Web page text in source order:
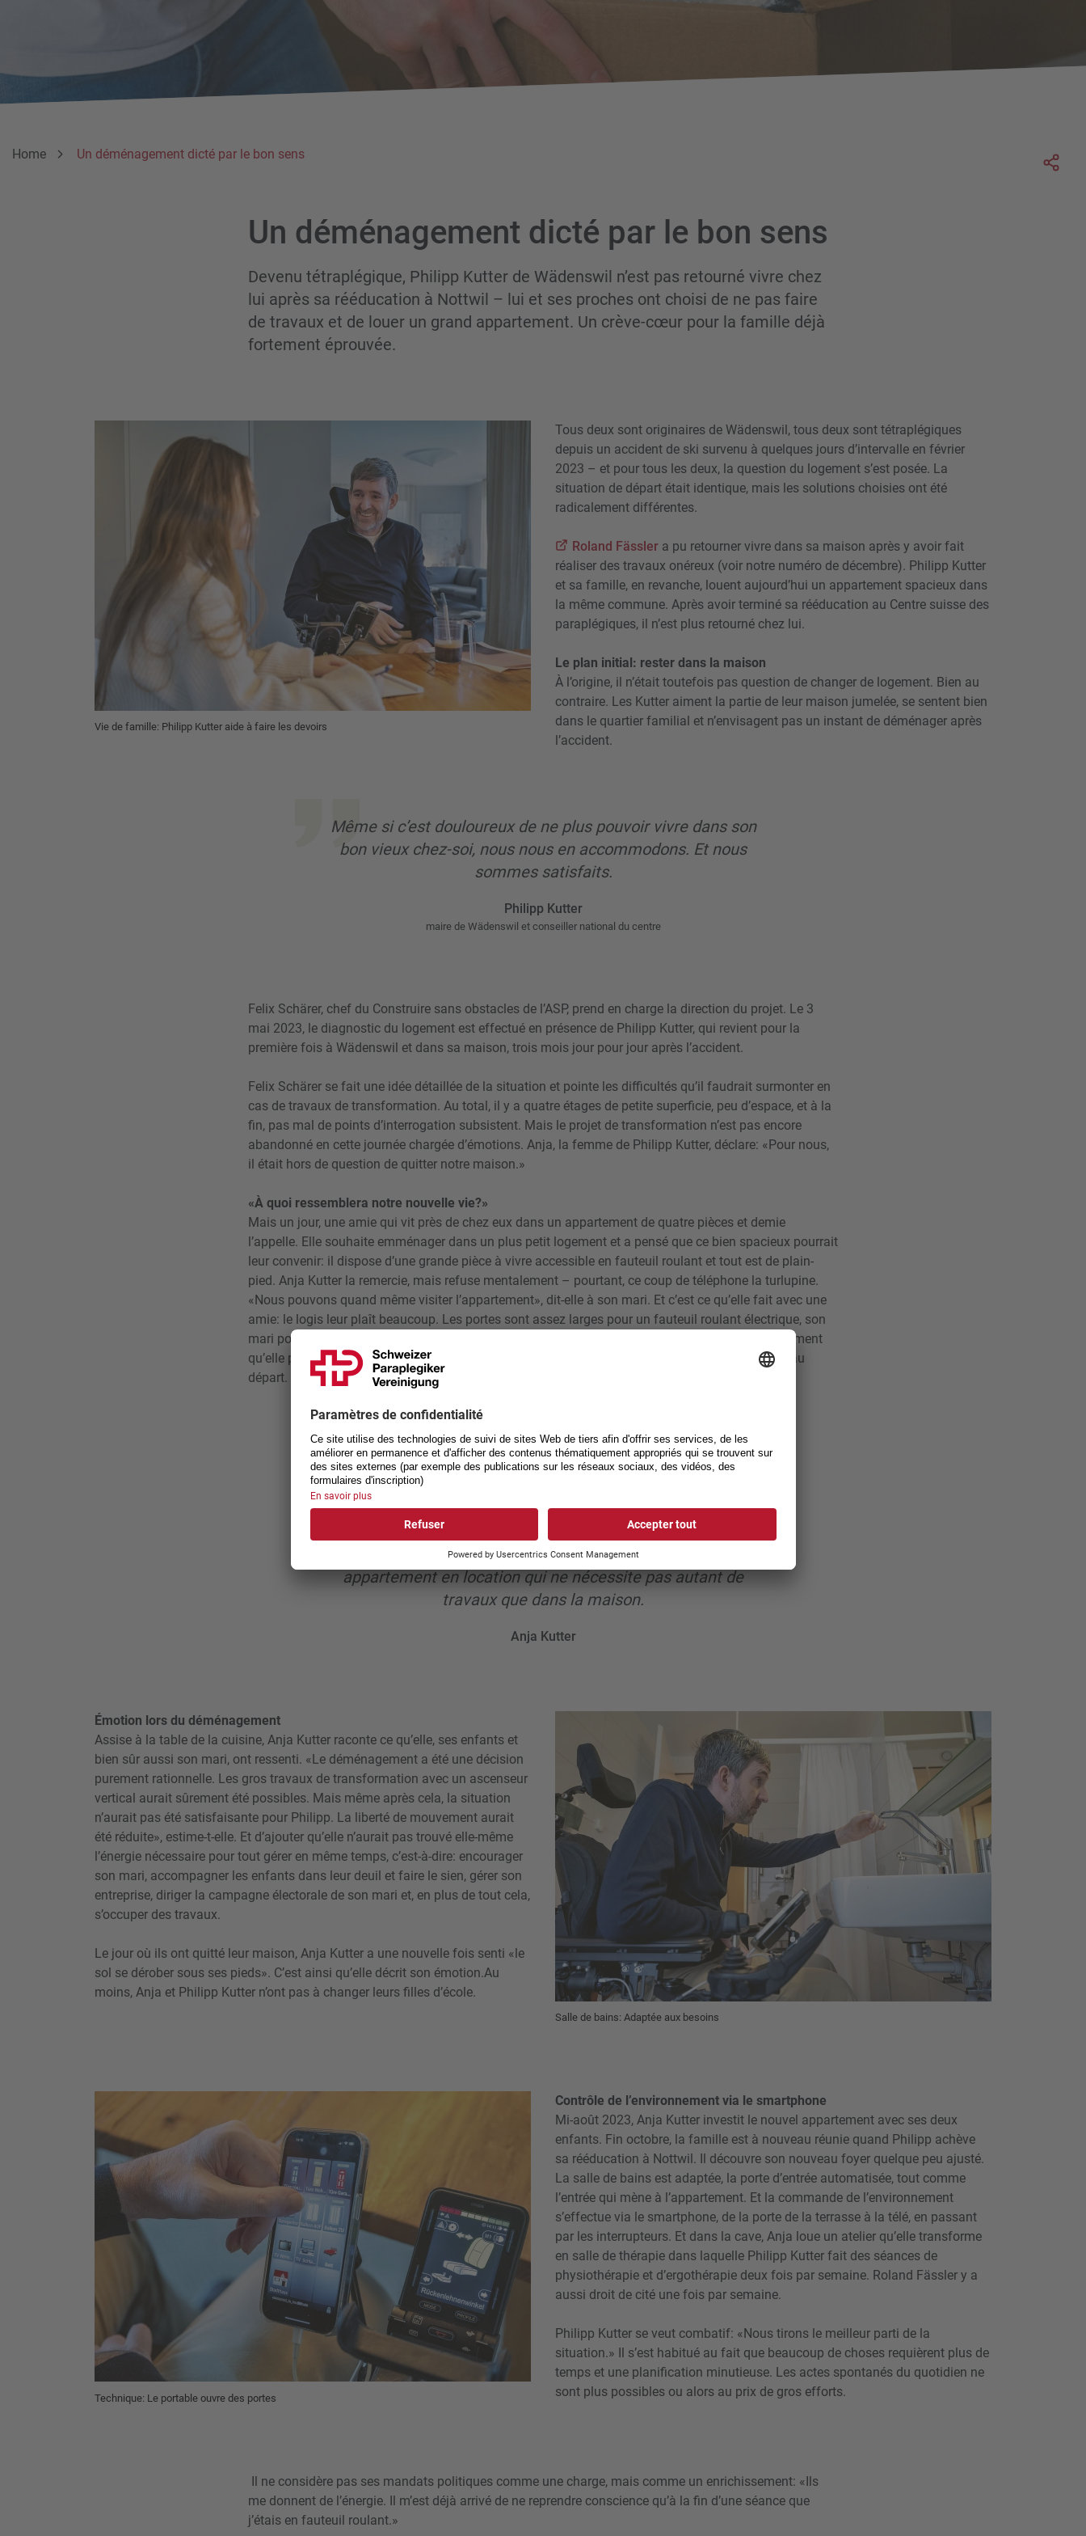
Breadcrumb
Vous êtes ici:
Home Un déménagement dicté par le bon sens
Un déménagement dicté par le bon sens
Devenu tétraplégique, Philipp Kutter de Wädenswil n’est pas retourné vivre chez
lui après sa rééducation à Nottwil – lui et ses proches ont choisi de ne pas faire
de travaux et de louer un grand appartement. Un crève-cœur pour la famille déjà
fortement éprouvée.
Vie de famille: Philipp Kutter aide à faire les devoirs
Tous deux sont originaires de Wädenswil, tous deux sont tétraplégiques
depuis un accident de ski survenu à quelques jours d’intervalle en février
2023 – et pour tous les deux, la question du logement s’est posée. La
situation de départ était identique, mais les solutions choisies ont été
radicalement différentes.
Roland Fässler a pu retourner vivre dans sa maison après y avoir fait
réaliser des travaux onéreux (voir notre numéro de décembre). Philipp Kutter
et sa famille, en revanche, louent aujourd’hui un appartement spacieux dans
la même commune. Après avoir terminé sa rééducation au Centre suisse des
paraplégiques, il n’est plus retourné chez lui.
Le plan initial: rester dans la maison
À l’origine, il n’était toutefois pas question de changer de logement. Bien au
contraire. Les Kutter aiment la partie de leur maison jumelée, se sentent bien
dans le quartier familial et n’envisagent pas un instant de déménager après
l’accident.
Même si c’est douloureux de ne plus pouvoir vivre dans son
bon vieux chez-soi, nous nous en accommodons. Et nous
sommes satisfaits.
Philipp Kutter
maire de Wädenswil et conseiller national du centre
Felix Schärer, chef du Construire sans obstacles de l’ASP, prend en charge la direction du projet. Le 3
mai 2023, le diagnostic du logement est effectué en présence de Philipp Kutter, qui revient pour la
première fois à Wädenswil et dans sa maison, trois mois jour pour jour après l’accident.
Felix Schärer se fait une idée détaillée de la situation et pointe les difficultés qu’il faudrait surmonter en
cas de travaux de transformation. Au total, il y a quatre étages de petite superficie, peu d’espace, et à la
fin, pas mal de points d’interrogation subsistent. Mais le projet de transformation n’est pas encore
abandonné en cette journée chargée d’émotions. Anja, la femme de Philipp Kutter, déclare: «Pour nous,
il était hors de question de quitter notre maison.»
«À quoi ressemblera notre nouvelle vie?»
Mais un jour, une amie qui vit près de chez eux dans un appartement de quatre pièces et demie
l’appelle. Elle souhaite emménager dans un plus petit logement et a pensé que ce bien spacieux pourrait
leur convenir: il dispose d’une grande pièce à vivre accessible en fauteuil roulant et tout est de plain-
pied. Anja Kutter la remercie, mais refuse mentalement – pourtant, ce coup de téléphone la turlupine.
«Nous pouvons quand même visiter l’appartement», dit-elle à son mari. Et c’est ce qu’elle fait avec une
amie: le logis leur plaît beaucoup. Les portes sont assez larges pour un fauteuil roulant électrique, son
mari pourrait même accéder seul aux chambres des enfants. Malgré toute l’affection et l’attachement
qu’elle porte à son foyer, le bon sens lui souffle que ce serait la meilleure solution pour un nouveau
départ.
Durant cette phase, nous avons été con­frontés à
d’innombrables défis. Et de nombreuses questions restaient
sans réponse: À quoi ressemblera notre nouvelle vie?
Comment allons-nous y arriver? De quoi avons-nous besoin?
Peut-être que nous le découvrirons plus facilement dans un
appartement en location qui ne nécessite pas autant de
travaux que dans la maison.
Anja Kutter
Salle de bains: Adaptée aux besoins
Émotion lors du déménagement
Assise à la table de la cuisine, Anja Kutter raconte ce qu’elle, ses enfants et
bien sûr aussi son mari, ont ressenti. «Le déménagement a été une décision
purement rationnelle. Les gros travaux de transformation avec un ascenseur
vertical aurait sûrement été possibles. Mais même après cela, la situation
n’aurait pas été satisfaisante pour Philipp. La liberté de mouvement aurait
été réduite», estime-t-elle. Et d’ajouter qu’elle n’aurait pas trouvé elle-même
l’énergie nécessaire pour tout gérer en même temps, c’est-à-dire: encourager
son mari, accompagner les enfants dans leur deuil et faire le sien, gérer son
entreprise, diriger la campagne électorale de son mari et, en plus de tout cela,
s’occuper des travaux.
Le jour où ils ont quitté leur maison, Anja Kutter a une nouvelle fois senti «le
sol se dérober sous ses pieds». C’est ainsi qu’elle décrit son émotion.Au
moins, Anja et Philipp Kutter n’ont pas à changer leurs filles d’école.
Technique: Le portable ouvre des portes
Contrôle de l’environnement via le smartphone
Mi-août 2023, Anja Kutter investit le nouvel appartement avec ses deux
enfants. Fin octobre, la famille est à nouveau réunie quand Philipp achève
sa rééducation à Nottwil. Il découvre son nouveau foyer quelque peu ajusté.
La salle de bains est adaptée, la porte d’entrée automatisée, tout comme
l’entrée qui mène à l’appartement. Et la commande de l’environnement
s’effectue via le smartphone, de la porte de la terrasse à la télé, en passant
par les interrupteurs. Et dans la cave, Anja loue un atelier qu’elle transforme
en salle de thérapie dans laquelle Philipp Kutter fait des séances de
physiothérapie et d’ergothérapie deux fois par semaine. Roland Fässler y a
aussi droit de cité une fois par semaine.
Philipp Kutter se veut combatif: «Nous tirons le meilleur parti de la
situation.» Il s’est habitué au fait que beaucoup de choses requièrent plus de
temps et une planification minutieuse. Les actes spontanés du quotidien ne
sont plus possibles ou alors au prix de gros efforts.
Il ne considère pas ses mandats politiques comme une charge, mais comme un enrichissement: «Ils
me donnent de l’énergie. Il m’est déjà arrivé de ne reprendre conscience qu’à la fin d’une séance que
j’étais en fauteuil roulant.»